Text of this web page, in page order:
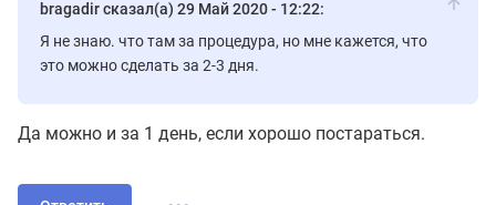
bragadir сказал(а) 29 Май 2020 - 12:22:
Я не знаю. что там за процедура, но мне кажется, что
это можно сделать за 2-3 дня.
Да можно и за 1 день, если хорошо постараться.
...